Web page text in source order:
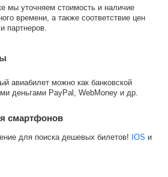
мы уточняем стоимость и наличие
времени, а также соответствие цен
партнеров.
авиабилет можно как банковской
деньгами PayPal, WebMoney и др.
смартфонов
для поиска дешевых билетов! IOS и